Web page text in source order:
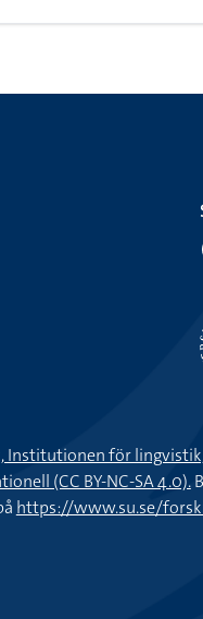
Institutionen för
(CC BY-NC-SA 4.0).
https://www.su.se/